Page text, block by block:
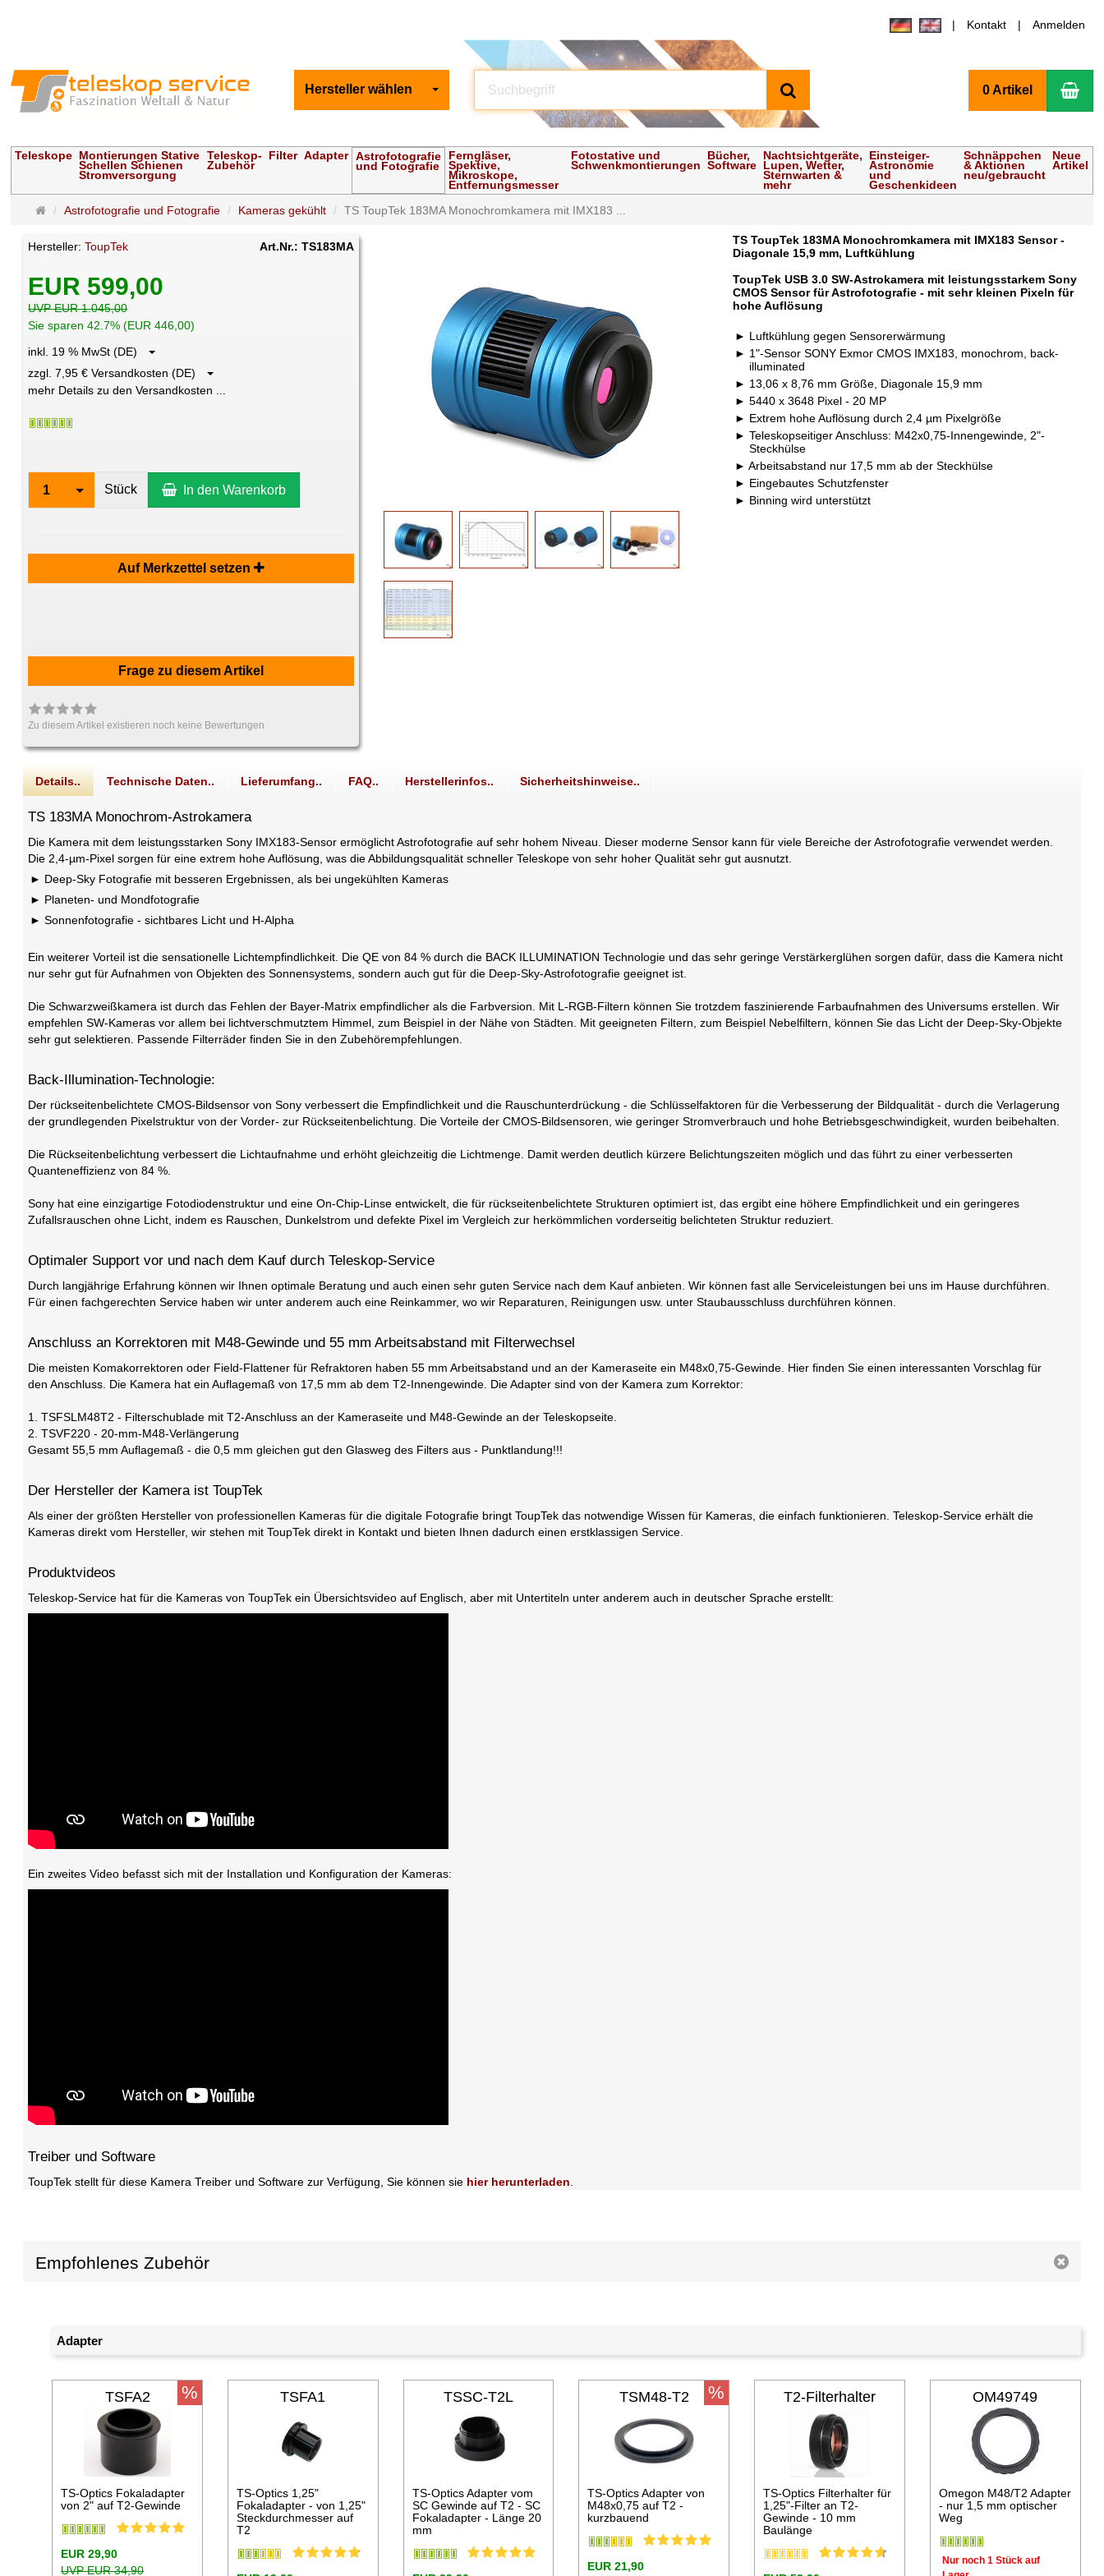
Kontakt Anmelden
Hersteller wählen 0 Artikel
Teleskope Montierungen Stative
Schellen Schienen
Stromversorgung
Teleskop-
Zubehör
Filter Adapter Astrofotografie
und Fotografie
Ferngläser,
Spektive,
Mikroskope,
Entfernungsmesser
Fotostative und
Schwenkmontierungen
Bücher,
Software
Nachtsichtgeräte,
Lupen, Wetter,
Sternwarten &
mehr
Einsteiger-
Astronomie
und
Geschenkideen
Schnäppchen
& Aktionen
neu/gebraucht
Neue
Artikel
Startseite
Astrofotografie und Fotografie Kameras gekühlt TS ToupTek 183MA Monochromkamera mit IMX183 ...
Hersteller:ToupTek Art.Nr.: TS183MA
EUR 599,00
UVP EUR 1.045,00
Sie sparen 42.7% (EUR 446,00)
inkl. 19 % MwSt (DE)
zzgl. 7,95 € Versandkosten (DE)
mehr Details zu den Versandkosten ...
1 Stück In den Warenkorb
Auf Merkzettel setzen
Frage zu diesem Artikel
Zu diesem Artikel existieren noch keine Bewertungen
TS ToupTek 183MA Monochromkamera mit IMX183 Sensor -
Diagonale 15,9 mm, Luftkühlung
ToupTek USB 3.0 SW-Astrokamera mit leistungsstarkem Sony
CMOS Sensor für Astrofotografie - mit sehr kleinen Pixeln für
hohe Auflösung
Luftkühlung gegen Sensorerwärmung
1"-Sensor SONY Exmor CMOS IMX183, monochrom, back-
illuminated
13,06 x 8,76 mm Größe, Diagonale 15,9 mm
5440 x 3648 Pixel - 20 MP
Extrem hohe Auflösung durch 2,4 µm Pixelgröße
Teleskopseitiger Anschluss: M42x0,75-Innengewinde, 2"-
Steckhülse
Arbeitsabstand nur 17,5 mm ab der Steckhülse
Eingebautes Schutzfenster
Binning wird unterstützt
Details.. Technische Daten.. Lieferumfang.. FAQ.. Herstellerinfos.. Sicherheitshinweise..
TS 183MA Monochrom-Astrokamera
Die Kamera mit dem leistungsstarken Sony IMX183-Sensor ermöglicht Astrofotografie auf sehr hohem Niveau. Dieser moderne Sensor kann für viele Bereiche der Astrofotografie verwendet werden.
Die 2,4-µm-Pixel sorgen für eine extrem hohe Auflösung, was die Abbildungsqualität schneller Teleskope von sehr hoher Qualität sehr gut ausnutzt.
Deep-Sky Fotografie mit besseren Ergebnissen, als bei ungekühlten Kameras
Planeten- und Mondfotografie
Sonnenfotografie - sichtbares Licht und H-Alpha
Ein weiterer Vorteil ist die sensationelle Lichtempfindlichkeit. Die QE von 84 % durch die BACK ILLUMINATION Technologie und das sehr geringe Verstärkerglühen sorgen dafür, dass die Kamera nicht
nur sehr gut für Aufnahmen von Objekten des Sonnensystems, sondern auch gut für die Deep-Sky-Astrofotografie geeignet ist.
Die Schwarzweißkamera ist durch das Fehlen der Bayer-Matrix empfindlicher als die Farbversion. Mit L-RGB-Filtern können Sie trotzdem faszinierende Farbaufnahmen des Universums erstellen. Wir
empfehlen SW-Kameras vor allem bei lichtverschmutztem Himmel, zum Beispiel in der Nähe von Städten. Mit geeigneten Filtern, zum Beispiel Nebelfiltern, können Sie das Licht der Deep-Sky-Objekte
sehr gut selektieren. Passende Filterräder finden Sie in den Zubehörempfehlungen.
Back-Illumination-Technologie:
Der rückseitenbelichtete CMOS-Bildsensor von Sony verbessert die Empfindlichkeit und die Rauschunterdrückung - die Schlüsselfaktoren für die Verbesserung der Bildqualität - durch die Verlagerung
der grundlegenden Pixelstruktur von der Vorder- zur Rückseitenbelichtung. Die Vorteile der CMOS-Bildsensoren, wie geringer Stromverbrauch und hohe Betriebsgeschwindigkeit, wurden beibehalten.
Die Rückseitenbelichtung verbessert die Lichtaufnahme und erhöht gleichzeitig die Lichtmenge. Damit werden deutlich kürzere Belichtungszeiten möglich und das führt zu einer verbesserten
Quanteneffizienz von 84 %.
Sony hat eine einzigartige Fotodiodenstruktur und eine On-Chip-Linse entwickelt, die für rückseitenbelichtete Strukturen optimiert ist, das ergibt eine höhere Empfindlichkeit und ein geringeres
Zufallsrauschen ohne Licht, indem es Rauschen, Dunkelstrom und defekte Pixel im Vergleich zur herkömmlichen vorderseitig belichteten Struktur reduziert.
Optimaler Support vor und nach dem Kauf durch Teleskop-Service
Durch langjährige Erfahrung können wir Ihnen optimale Beratung und auch einen sehr guten Service nach dem Kauf anbieten. Wir können fast alle Serviceleistungen bei uns im Hause durchführen.
Für einen fachgerechten Service haben wir unter anderem auch eine Reinkammer, wo wir Reparaturen, Reinigungen usw. unter Staubausschluss durchführen können.
Anschluss an Korrektoren mit M48-Gewinde und 55 mm Arbeitsabstand mit Filterwechsel
Die meisten Komakorrektoren oder Field-Flattener für Refraktoren haben 55 mm Arbeitsabstand und an der Kameraseite ein M48x0,75-Gewinde. Hier finden Sie einen interessanten Vorschlag für
den Anschluss. Die Kamera hat ein Auflagemaß von 17,5 mm ab dem T2-Innengewinde. Die Adapter sind von der Kamera zum Korrektor:
1. TSFSLM48T2 - Filterschublade mit T2-Anschluss an der Kameraseite und M48-Gewinde an der Teleskopseite.
2. TSVF220 - 20-mm-M48-Verlängerung
Gesamt 55,5 mm Auflagemaß - die 0,5 mm gleichen gut den Glasweg des Filters aus - Punktlandung!!!
Der Hersteller der Kamera ist ToupTek
Als einer der größten Hersteller von professionellen Kameras für die digitale Fotografie bringt ToupTek das notwendige Wissen für Kameras, die einfach funktionieren. Teleskop-Service erhält die
Kameras direkt vom Hersteller, wir stehen mit ToupTek direkt in Kontakt und bieten Ihnen dadurch einen erstklassigen Service.
Produktvideos
Teleskop-Service hat für die Kameras von ToupTek ein Übersichtsvideo auf Englisch, aber mit Untertiteln unter anderem auch in deutscher Sprache erstellt:
Ein zweites Video befasst sich mit der Installation und Konfiguration der Kameras:
Treiber und Software
ToupTek stellt für diese Kamera Treiber und Software zur Verfügung, Sie können sie hier herunterladen.
Empfohlenes Zubehör
Adapter
TSFA2
TS-Optics Fokaladapter
von 2" auf T2-Gewinde
EUR 29,90
UVP EUR 34,90
% TSFA1
TS-Optics 1,25"
Fokaladapter - von 1,25"
Steckdurchmesser auf
T2
TSSC-T2L
TS-Optics Adapter vom
SC Gewinde auf T2 - SC
Fokaladapter - Länge 20
mm
TSM48-T2
TS-Optics Adapter von
M48x0,75 auf T2 -
kurzbauend
EUR 21,90
% T2-Filterhalter
TS-Optics Filterhalter für
1,25"-Filter an T2-
Gewinde - 10 mm
Baulänge
OM49749
Omegon M48/T2 Adapter
- nur 1,5 mm optischer
Weg
Nur noch 1 Stück auf